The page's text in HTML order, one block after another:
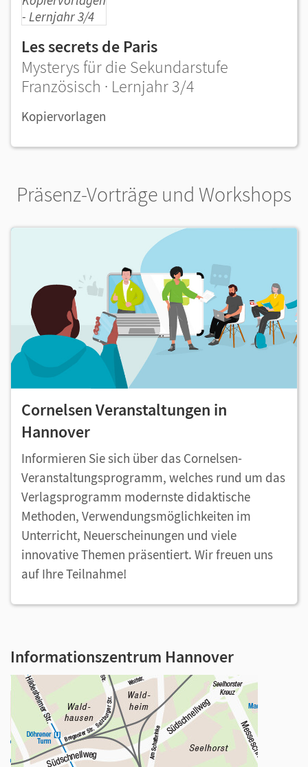
Les secrets de Paris
Mysterys für die Sekundarstufe
Französisch · Lernjahr 3/4
Kopiervorlagen
Präsenz-Vorträge und Workshops
Cornelsen Veranstaltungen in
Hannover
Informieren Sie sich über das Cornelsen-
Veranstaltungsprogramm, welches rund um das
Verlagsprogramm modernste didaktische
Methoden, Verwendungsmöglichkeiten im
Unterricht, Neuerscheinungen und viele
innovative Themen präsentiert. Wir freuen uns
auf Ihre Teilnahme!
Informationszentrum Hannover